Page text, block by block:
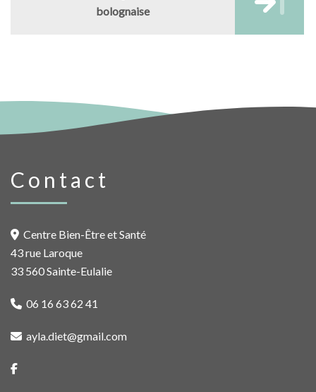
bolognaise
Contact
Centre Bien-Être et Santé
43 rue Laroque
33 560 Sainte-Eulalie
06 16 63 62 41
ayla.diet@gmail.com